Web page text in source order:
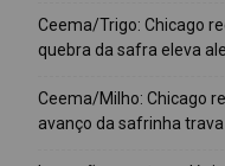
Ceema/Trigo: Chicago
quebra da safra eleva
Ceema/Milho: Chicago
avanço da safrinha trava